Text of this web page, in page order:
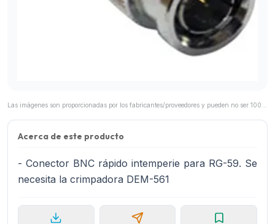
Acerca de este producto
- Conector BNC rápido intemperie para RG-59. Se
necesita la crimpadora DEM-561